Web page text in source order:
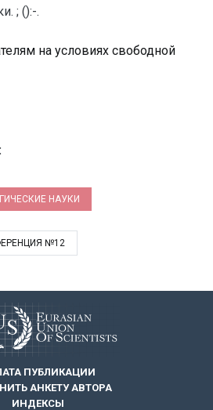
; ():-.
на условиях свободной
НАУКИ
№12
ПУБЛИКАЦИИ
АНКЕТУ АВТОРА
ИНДЕКСЫ